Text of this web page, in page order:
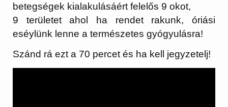
betegségek kialakulásáért felelős 9 okot,
9 területet ahol ha rendet rakunk, óriási
eséylünk lenne a természetes gyógyulásra!
Szánd rá ezt a 70 percet és ha kell jegyzetelj!